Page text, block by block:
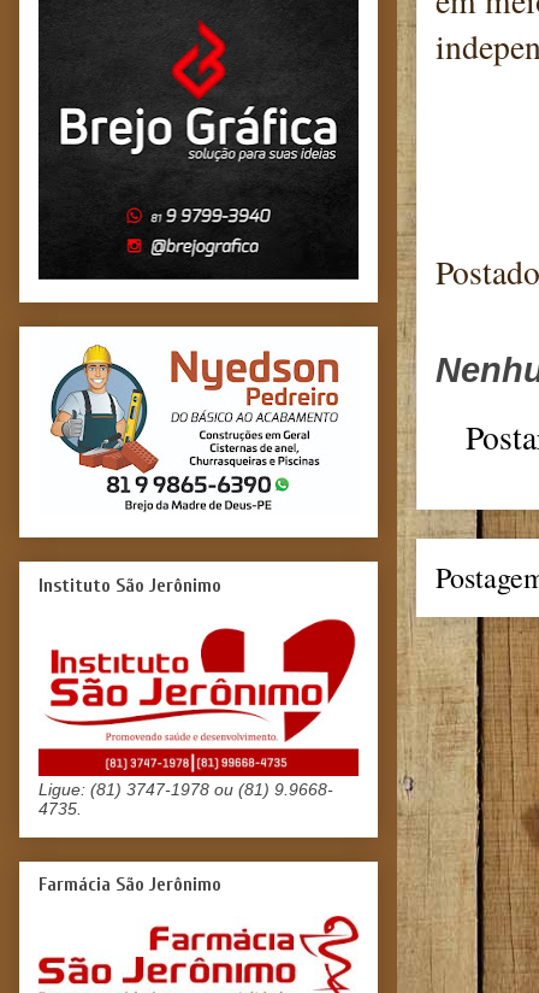
Instituto São Jerônimo
Ligue: (81) 3747-1978 ou (81) 9.9668-
4735.
Farmácia São Jerônimo